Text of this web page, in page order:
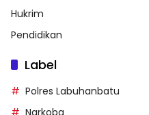
Hukrim
Pendidikan
Label
Polres Labuhanbatu